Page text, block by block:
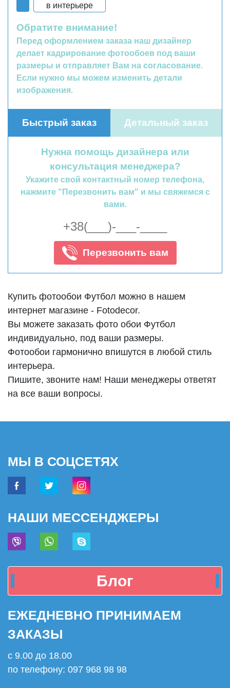
в интерьере
Обратите внимание!
Перед оформлением заказа наш дизайнер
делает кадрирование фотообоев под ваши
размеры и отправляет Вам на согласование.
Если нужно мы можем изменить детали
изображения.
Быстрый заказ Детальный заказ
Нужна помощь дизайнера или
консультация менеджера?
Укажите свой контактный номер телефона,
нажмите "Перезвонить вам" и мы свяжемся с
вами.
Перезвонить вам
Купить фотообои Футбол можно в нашем
интернет магазине - Fotodecor.
Вы можете заказать фото обои Футбол
индивидуально, под ваши размеры.
Фотообои гармонично впишутся в любой стиль
интерьера.
Пишите, звоните нам! Наши менеджеры ответят
на все ваши вопросы.
МЫ В СОЦСЕТЯХ
НАШИ МЕССЕНДЖЕРЫ
Блог
ЕЖЕДНЕВНО ПРИНИМАЕМ
ЗАКАЗЫ
с 9.00 до 18.00
по телефону: 097 968 98 98